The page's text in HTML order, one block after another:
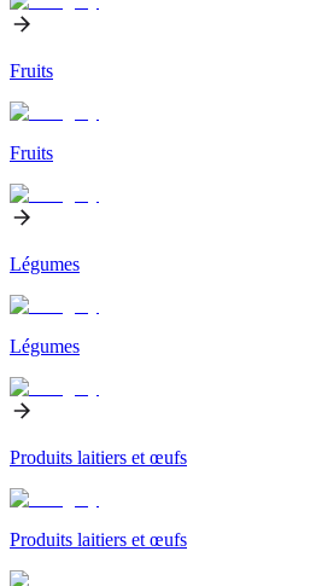
Fruits
Fruits
Légumes
Légumes
Produits laitiers et œufs
Produits laitiers et œufs